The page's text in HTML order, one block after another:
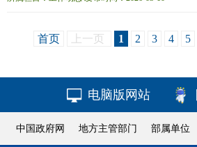
产品服务创新，围绕人工智能、集成电路、量子科
化保险产品 开发
、承保理赔服务、专业化经营和发
首页 上一页 1 2 3 4 5
电脑版网站
中国政府网 地方主管部门 部属单位